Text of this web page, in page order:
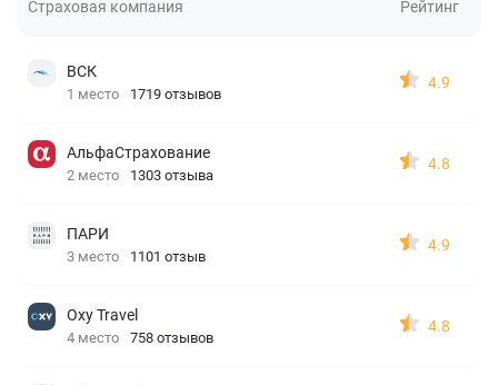
Страховая компания Рейтинг
ВСК
1 место 1719 отзывов
4.9
АльфаСтрахование
2 место 1303 отзыва
4.8
ПАРИ
3 место 1101 отзыв
4.9
Oxy Travel
4 место 758 отзывов
4.8